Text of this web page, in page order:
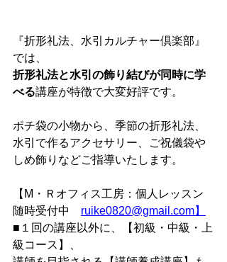
『折形礼法、水引カルチャー倶楽部』
では、
折形礼法と水引の飾り結びが同時に学
べる講座が特徴で大変好評です。
ポチ袋の小物から、季節の折形礼法、
水引で作るアクセサリー、ご祝儀袋や
しめ飾りなどご指導いたします。
【M・Ｒオフィス工房：個人レッスン
随時受付中 ruike0820@gmail.com】
■１回の講座以外に、【初級・中級・上
級コース】、